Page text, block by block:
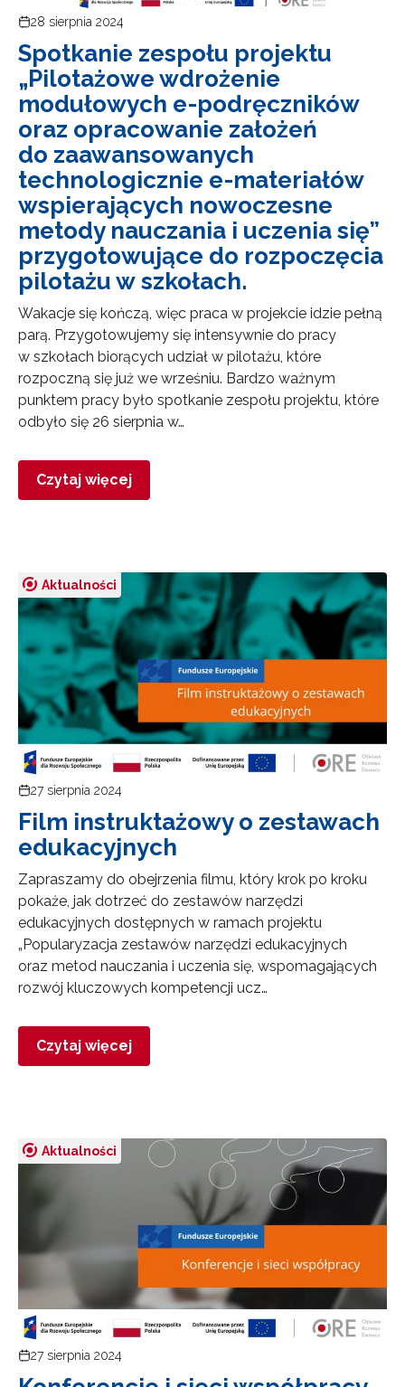
28 sierpnia 2024
Spotkanie zespołu projektu
„Pilotażowe wdrożenie
modułowych e-podręczników
oraz opracowanie założeń
do zaawansowanych
technologicznie e-materiałów
wspierających nowoczesne
metody nauczania i uczenia się”
przygotowujące do rozpoczęcia
pilotażu w szkołach.
Wakacje się kończą, więc praca w projekcie idzie pełną
parą. Przygotowujemy się intensywnie do pracy
w szkołach biorących udział w pilotażu, które
rozpoczną się już we wrześniu. Bardzo ważnym
punktem pracy było spotkanie zespołu projektu, które
odbyło się 26 sierpnia w…
Czytaj więcej
Aktualności
27 sierpnia 2024
Film instruktażowy o zestawach
edukacyjnych
Zapraszamy do obejrzenia filmu, który krok po kroku
pokaże, jak dotrzeć do zestawów narzędzi
edukacyjnych dostępnych w ramach projektu
„Popularyzacja zestawów narzędzi edukacyjnych
oraz metod nauczania i uczenia się, wspomagających
rozwój kluczowych kompetencji ucz…
Czytaj więcej
Aktualności
27 sierpnia 2024